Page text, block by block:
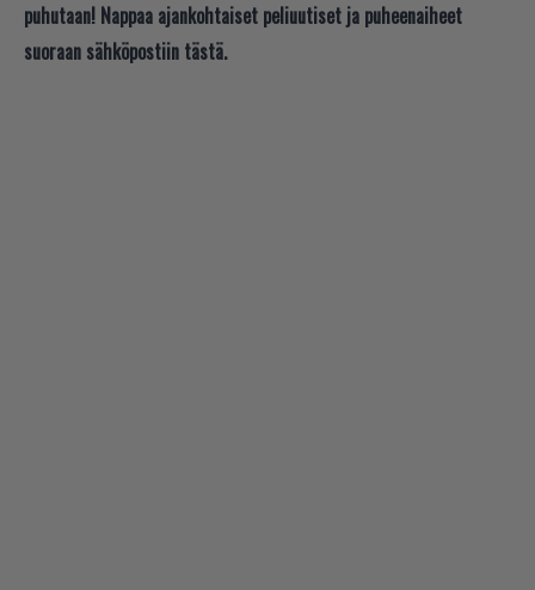
puhutaan! Nappaa ajankohtaiset peliuutiset ja puheenaiheet
suoraan sähköpostiin tästä.